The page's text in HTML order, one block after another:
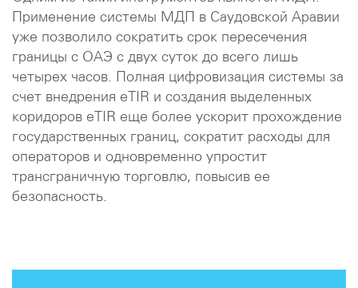
Применение системы МДП в Саудовской Аравии
уже позволило сократить срок пересечения
границы с ОАЭ с двух суток до всего лишь
четырех часов. Полная цифровизация системы за
счет внедрения eTIR и создания выделенных
коридоров eTIR еще более ускорит прохождение
государственных границ, сократит расходы для
операторов и одновременно упростит
трансграничную торговлю, повысив ее
безопасность.